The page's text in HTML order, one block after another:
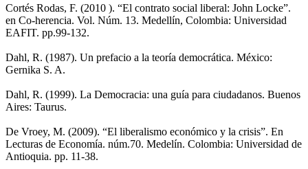
Cortés Rodas, F. (2010 ). “El contrato social liberal: John Locke”.
en Co-herencia. Vol. Núm. 13. Medellín, Colombia: Universidad
EAFIT. pp.99-132.
Dahl, R. (1987). Un prefacio a la teoría democrática. México:
Gernika S. A.
Dahl, R. (1999). La Democracia: una guía para ciudadanos. Buenos
Aires: Taurus.
De Vroey, M. (2009). “El liberalismo económico y la crisis”. En
Lecturas de Economía. núm.70. Medelín. Colombia: Universidad de
Antioquia. pp. 11-38.